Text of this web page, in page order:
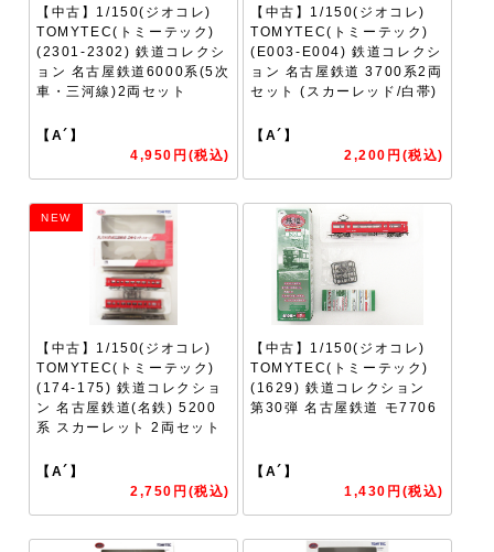
【中古】1/150(ジオコレ)
TOMYTEC(トミーテック)
(2301-2302) 鉄道コレクシ
ョン 名古屋鉄道6000系(5次
車・三河線)2両セット
【A´】
4,950円(税込)
【中古】1/150(ジオコレ)
TOMYTEC(トミーテック)
(E003-E004) 鉄道コレクシ
ョン 名古屋鉄道 3700系2両
セット (スカーレッド/白帯)
【A´】
2,200円(税込)
NEW
【中古】1/150(ジオコレ)
TOMYTEC(トミーテック)
(174-175) 鉄道コレクショ
ン 名古屋鉄道(名鉄) 5200
系 スカーレット 2両セット
【A´】
2,750円(税込)
【中古】1/150(ジオコレ)
TOMYTEC(トミーテック)
(1629) 鉄道コレクション
第30弾 名古屋鉄道 モ7706
【A´】
1,430円(税込)